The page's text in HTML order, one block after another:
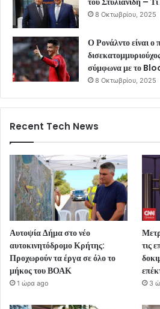
8 Οκτωβρίου, 2025
Ο Ρονάλντο είναι ο
σύμφωνα με το
8 Οκτωβρίου, 2025
Recent Tech News
Αυτοψία Δήμα στο νέο
αυτοκινητόδρομο Κρήτης:
Προχωρούν τα έργα σε όλο το
μήκος του ΒΟΑΚ
1 ώρα ago
τις
3